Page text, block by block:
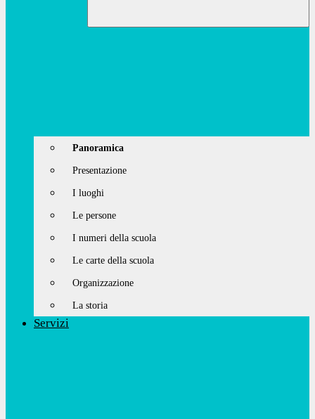
Panoramica
Presentazione
I luoghi
Le persone
I numeri della scuola
Le carte della scuola
Organizzazione
La storia
Servizi